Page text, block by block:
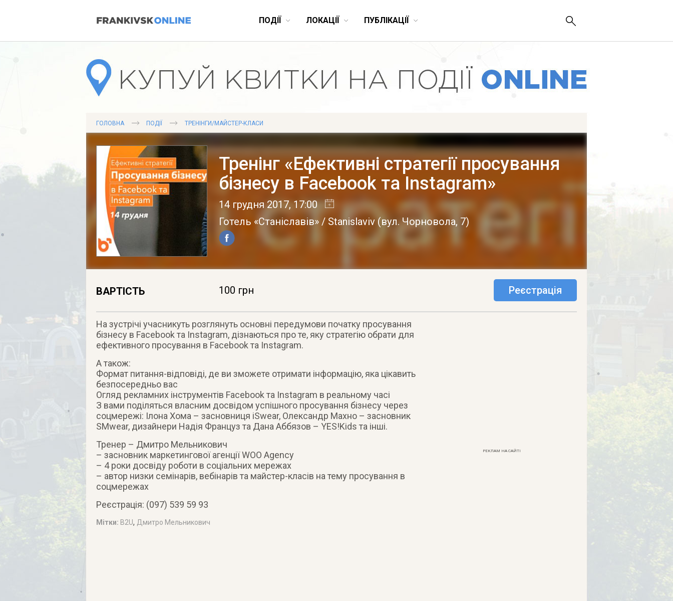
ПОДІЇ ЛОКАЦІЇ ПУБЛІКАЦІЇ
ГОЛОВНА ПОДІЇ ТРЕНІНГИ/МАЙСТЕР-КЛАСИ
Тренінг «Ефективні стратегії просування
бізнесу в Facebook та Instagram»
14 грудня 2017, 17:00
Готель «Станіславів» / Stanislaviv (вул. Чорновола, 7)
ВАРТІСТЬ 100 грн Реєстрація
На зустрічі учасникуть розглянуть основні передумови початку просування
бізнесу в Facebook та Instagram, дізнаються про те, яку стратегію обрати для
ефективного просування в Facebook та Instagram.
А також:
Формат питання-відповіді, де ви зможете отримати інформацію, яка цікавить
безпосередньо вас
Огляд рекламних інструментів Facebook та Instagram в реальному часі
З вами поділяться власним досвідом успішного просування бізнесу через
соцмережі: Ілона Хома – засновниця iSwear, Олександр Махно – засновник
SMwear, дизайнери Надія Француз та Дана Аббязов – YES!Kids та інші.
Тренер – Дмитро Мельникович
– засновник маркетингової агенції WOO Agency
– 4 роки досвіду роботи в соціальних мережах
– автор низки семінарів, вебінарів та майстер-класів на тему просування в
соцмережах
Реєстрація: (097) 539 59 93
Мітки: B2U, Дмитро Мельникович
РЕКЛАМ НА САЙТІ